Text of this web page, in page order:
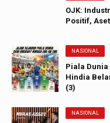
OJK:
Positif,
NASIONAL
Piala
Hindia
(3)
NASIONAL